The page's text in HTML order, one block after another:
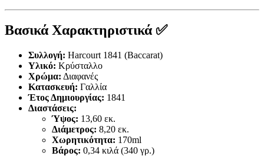
Βασικά Χαρακτηριστικά ✅
Συλλογή: Harcourt 1841 (Baccarat)
Υλικό: Κρύσταλλο
Χρώμα: Διαφανές
Κατασκευή: Γαλλία
Έτος Δημιουργίας: 1841
Διαστάσεις:
Ύψος: 13,60 εκ.
Διάμετρος: 8,20 εκ.
Χωρητικότητα: 170ml
Βάρος: 0,34 κιλά (340 γρ.)